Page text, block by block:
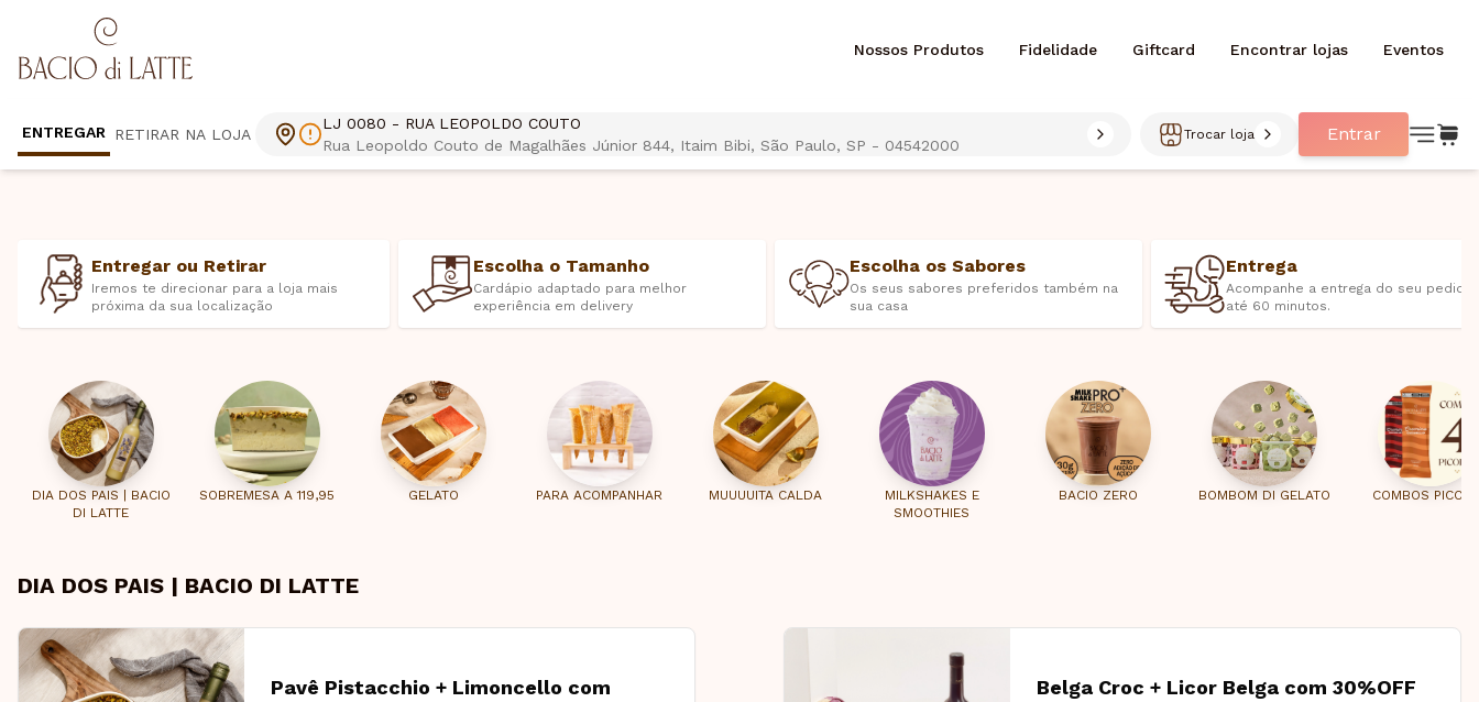
Nossos Produtos Fidelidade Giftcard Encontrar lojas Eventos
ENTREGAR RETIRAR NA LOJA
LJ 0080 - RUA LEOPOLDO COUTO
Rua Leopoldo Couto de Magalhães Júnior 844, Itaim Bibi, São Paulo, SP - 04542000
Trocar loja Entrar
Entregar ou Retirar
Iremos te direcionar para a loja mais
próxima da sua localização
Escolha o Tamanho
Cardápio adaptado para melhor
experiência em delivery
Escolha os Sabores
Os seus sabores preferidos também na
sua casa
Entrega
Acompanhe a entrega do seu pedido
até 60 minutos.
DIA DOS PAIS | BACIO
DI LATTE
SOBREMESA A 119,95 GELATO PARA ACOMPANHAR MUUUUITA CALDA
MILKSHAKES E
SMOOTHIES
BACIO ZERO BOMBOM DI GELATO COMBOS
DIA DOS PAIS | BACIO DI LATTE
Pavê Pistacchio + Limoncello com
Belga Croc + Licor Belga com 30%OFF